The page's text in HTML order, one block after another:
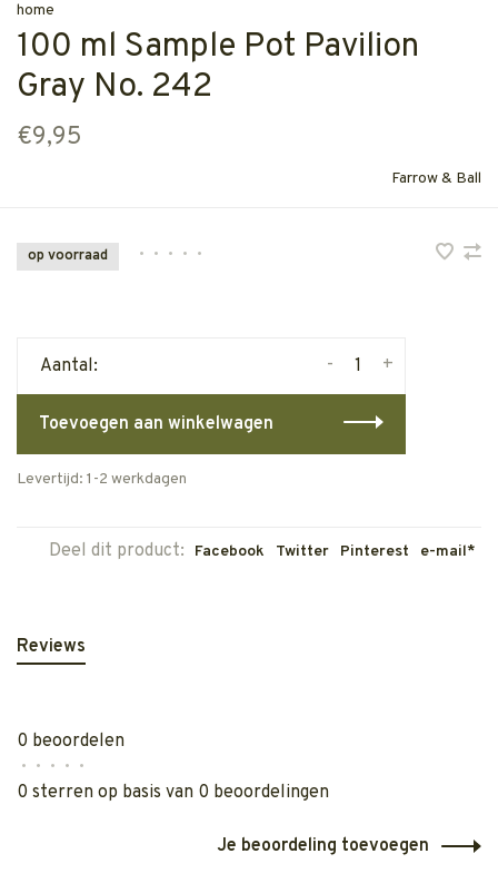
home
100 ml Sample Pot Pavilion
Gray No. 242
€9,95
Farrow & Ball
op voorraad • • • • •
Aantal: +
-
Toevoegen aan winkelwagen
Levertijd: 1-2 werkdagen
Deel dit product: Facebook Twitter Pinterest e-mail*
Reviews
0 beoordelen
• • • • •
0 sterren op basis van 0 beoordelingen
Je beoordeling toevoegen